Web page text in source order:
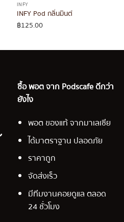
INFY
INFY Pod กลิ่นมินต์
฿125.00
ซื้อ พอต จาก Podscafe ดีกว่า
ยังไง
พอต ของแท้ จากมาเลเซีย
ได้มาตราฐาน ปลอดภัย
ราคาถูก
จัดส่งเร็ว
มีทีมงานคอยดูแล ตลอด
24 ชั่วโมง